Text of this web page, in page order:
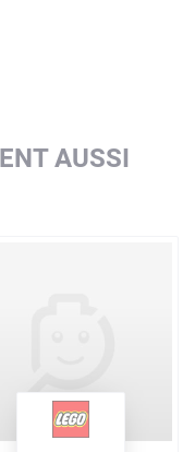
AUSSI